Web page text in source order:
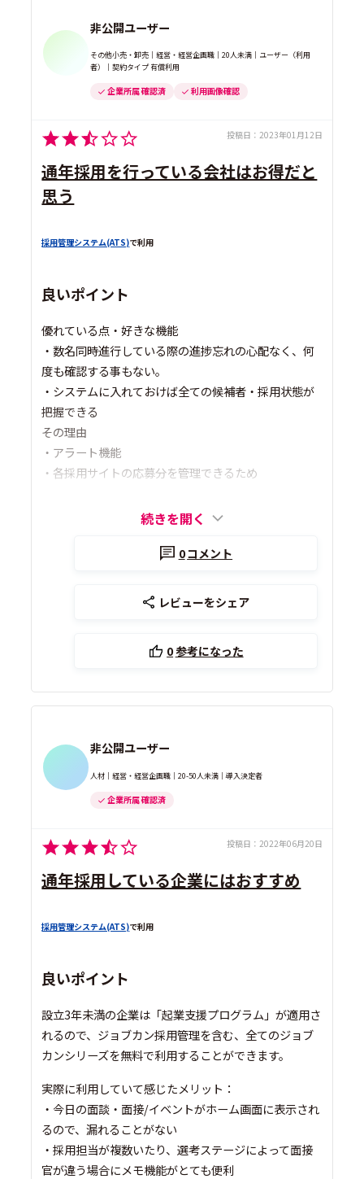
非公開ユーザー
その他小売・卸売｜経営・経営企画職｜20人未満｜ユーザー（利用
者）｜契約タイプ 有償利用
企業所属 確認済 利用画像確認
投稿日： 2023年01月12日
通年採用を行っている会社はお得だと
思う
採用管理システム(ATS)で利用
良いポイント
優れている点・好きな機能
・数名同時進行している際の進捗忘れの心配なく、何
度も確認する事もない。
・システムに入れておけば全ての候補者・採用状態が
把握できる
その理由
・アラート機能
・各採用サイトの応募分を管理できるため
続きを開く
0コメント
レビューをシェア
0参考になった
非公開ユーザー
人材｜経営・経営企画職｜20-50人未満｜導入決定者
企業所属 確認済
投稿日： 2022年06月20日
通年採用している企業にはおすすめ
採用管理システム(ATS)で利用
良いポイント
設立3年未満の企業は「起業支援プログラム」が適用さ
れるので、ジョブカン採用管理を含む、全てのジョブ
カンシリーズを無料で利用することができます。
実際に利用していて感じたメリット：
・今日の面談・面接/イベントがホーム画面に表示され
るので、漏れることがない
・採用担当が複数いたり、選考ステージによって面接
官が違う場合にメモ機能がとても便利